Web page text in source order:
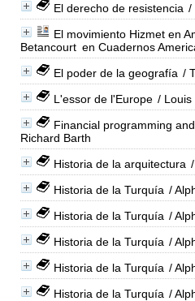
El derecho de resistencia /
El movimiento Hizmet en
Betancourt en Cuadernos
El poder de la geografía /
L'essor de l'Europe / Louis
Financial programming
Richard Barth
Historia de la arquitectura
Historia de la Turquía /
Historia de la Turquía /
Historia de la Turquía /
Historia de la Turquía /
Historia de la Turquía /